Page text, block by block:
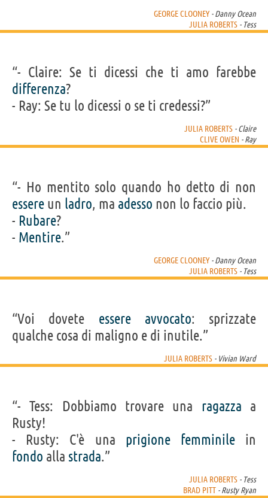
GEORGE CLOONEY - Danny Ocean
JULIA ROBERTS - Tess
“- Claire: Se ti dicessi che ti amo farebbe
differenza?
- Ray: Se tu lo dicessi o se ti credessi?”
JULIA ROBERTS - Claire
CLIVE OWEN - Ray
“- Ho mentito solo quando ho detto di non
essere un ladro, ma adesso non lo faccio più.
- Rubare?
- Mentire.”
GEORGE CLOONEY - Danny Ocean
JULIA ROBERTS - Tess
“Voi dovete essere avvocato: sprizzate
qualche cosa di maligno e di inutile.”
JULIA ROBERTS - Vivian Ward
“- Tess: Dobbiamo trovare una ragazza a
Rusty!
- Rusty: C'è una prigione femminilein
fondo alla strada.”
JULIA ROBERTS - Tess
BRAD PITT - Rusty Ryan